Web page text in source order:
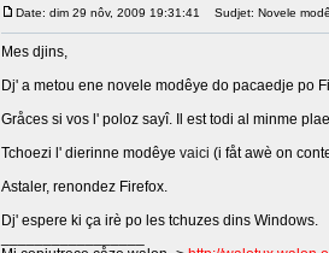
Date: dim 29 nôv, 2009 19:31:41 Sudjet: Novele
Mes djins,
Dj' a metou ene novele modêye do pacaedje po
Gråces si vos l' poloz sayî. Il est todi al minme
Tchoezi l' dierinne modêye vaici (i fåt awè on
Astaler, renondez Firefox.
Dj' espere ki ça irè po les tchuzes dins Windows.